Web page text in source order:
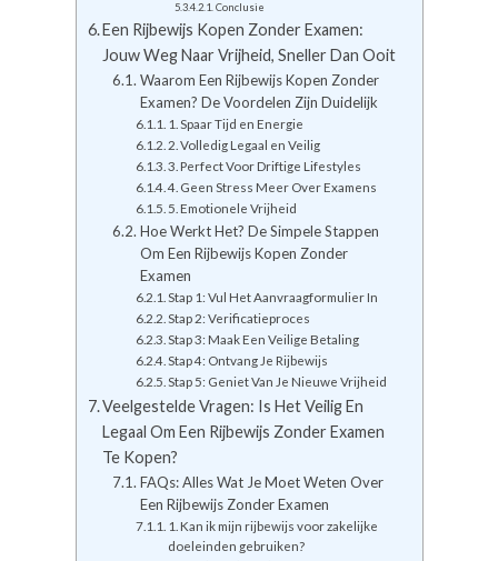
Conclusie
Een Rijbewijs Kopen Zonder Examen:
Jouw Weg Naar Vrijheid, Sneller Dan Ooit
Waarom Een Rijbewijs Kopen Zonder
Examen? De Voordelen Zijn Duidelijk
1. Spaar Tijd en Energie
2. Volledig Legaal en Veilig
3. Perfect Voor Driftige Lifestyles
4. Geen Stress Meer Over Examens
5. Emotionele Vrijheid
Hoe Werkt Het? De Simpele Stappen
Om Een Rijbewijs Kopen Zonder
Examen
Stap 1: Vul Het Aanvraagformulier In
Stap 2: Verificatieproces
Stap 3: Maak Een Veilige Betaling
Stap 4: Ontvang Je Rijbewijs
Stap 5: Geniet Van Je Nieuwe Vrijheid
Veelgestelde Vragen: Is Het Veilig En
Legaal Om Een Rijbewijs Zonder Examen
Te Kopen?
FAQs: Alles Wat Je Moet Weten Over
Een Rijbewijs Zonder Examen
1. Kan ik mijn rijbewijs voor zakelijke
doeleinden gebruiken?